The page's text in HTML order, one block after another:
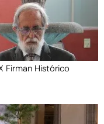
Firman Histórico